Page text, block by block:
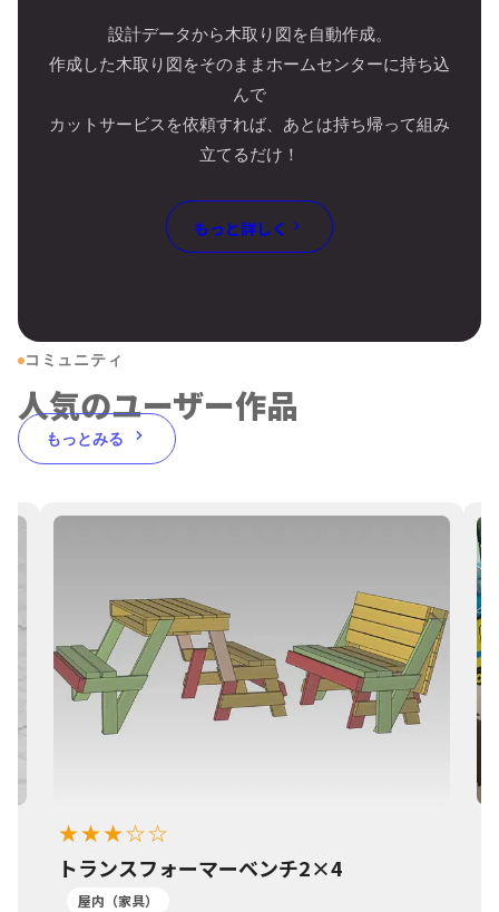
設計データから木取り図を自動作成。
作成した木取り図をそのままホームセンターに持ち込
んで
カットサービスを依頼すれば、あとは持ち帰って組み
立てるだけ！
もっと詳しく
コミュニティ
人気のユーザー作品
もっとみる
★★★☆☆
トランスフォーマーベンチ2×4
屋内（家具）